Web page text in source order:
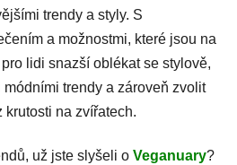
trendy a styly. S
a možnostmi, které jsou na
lidi snazší oblékat se stylově,
trendy a zároveň zvolit
krutosti na zvířatech.
už jste slyšeli o Veganuary?